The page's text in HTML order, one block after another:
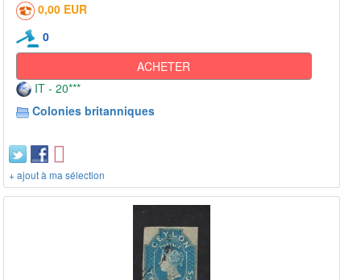
0,00 EUR
0
ACHETER
IT - 20***
Colonies britanniques
+ ajout à ma sélection